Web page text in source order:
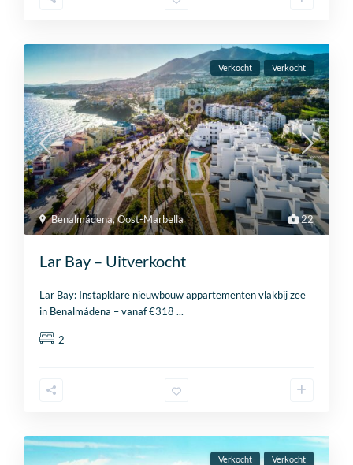
22
Benalmádena,Oost-Marbella
Verkocht Verkocht
Lar Bay – Uitverkocht
Lar Bay: Instapklare nieuwbouw appartementen vlakbij zee
in Benalmádena – vanaf €318...
2
Verkocht Verkocht